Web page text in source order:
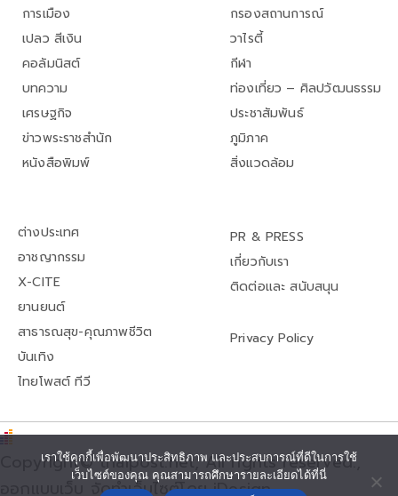
การเมือง
เปลว สีเงิน
คอลัมนิสต์
บทความ
เศรษฐกิจ
ข่าวพระราชสำนัก
หนังสือพิมพ์
กรองสถานการณ์
วาไรตี้
กีฬา
ท่องเที่ยว – ศิลปวัฒนธรรม
ประชาสัมพันธ์
ภูมิภาค
สิ่งแวดล้อม
ต่างประเทศ
อาชญากรรม
X-CITE
ยานยนต์
สาธารณสุข-คุณภาพชีวิต
บันเทิง
ไทยโพสต์ ทีวี
PR & PRESS
เกี่ยวกับเรา
ติดต่อและ สนับสนุน
Privacy Policy
Copyright© thaipost.net, All rights reserved.,
ออกแบบเว็บ จัดทำเว็บไซต์โดย iDesign
เราใช้คุกกี้เพื่อพัฒนาประสิทธิภาพ และประสบการณ์ที่ดีในการใช้
เว็บไซต์ของคุณ คุณสามารถศึกษารายละเอียดได้ที่นี่